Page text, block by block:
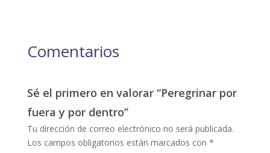
Comentarios
Sé el primero en valorar “Peregrinar por
fuera y por dentro”
Tu dirección de correo electrónico no será publicada.
Los campos obligatorios están marcados con *